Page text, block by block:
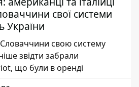
свої системи
України
Словаччини свою систему
звідти забрали
що були в оренді